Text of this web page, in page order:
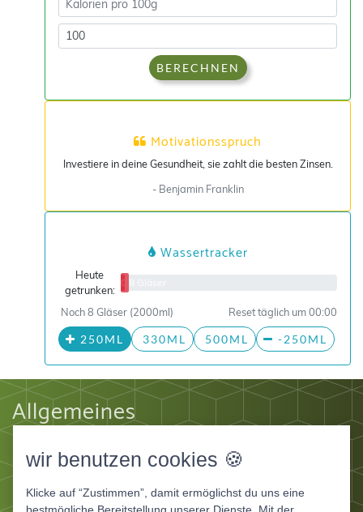
BERECHNEN
Motivationsspruch
Investiere in deine Gesundheit, sie zahlt die besten Zinsen.
- Benjamin Franklin
Wassertracker
Heute
getrunken:
0/8 Gläser
Noch 8 Gläser (2000ml) Reset täglich um 00:00
250ML 330ML 500ML -250ML
Allgemeines
Datenschutz
wir benutzen cookies 🍪
Klicke auf “Zustimmen”, damit ermöglichst du uns eine